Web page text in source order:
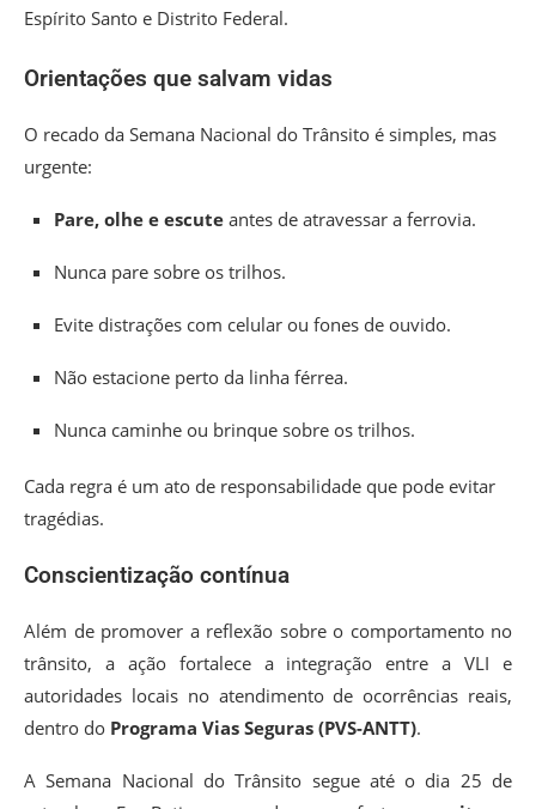
Espírito Santo e Distrito Federal.
Orientações que salvam vidas
O recado da Semana Nacional do Trânsito é simples, mas
urgente:
Pare, olhe e escute antes de atravessar a ferrovia.
Nunca pare sobre os trilhos.
Evite distrações com celular ou fones de ouvido.
Não estacione perto da linha férrea.
Nunca caminhe ou brinque sobre os trilhos.
Cada regra é um ato de responsabilidade que pode evitar
tragédias.
Conscientização contínua
Além de promover a reflexão sobre o comportamento no
trânsito, a ação fortalece a integração entre a VLI e
autoridades locais no atendimento de ocorrências reais,
dentro do Programa Vias Seguras (PVS-ANTT).
A Semana Nacional do Trânsito segue até o dia 25 de